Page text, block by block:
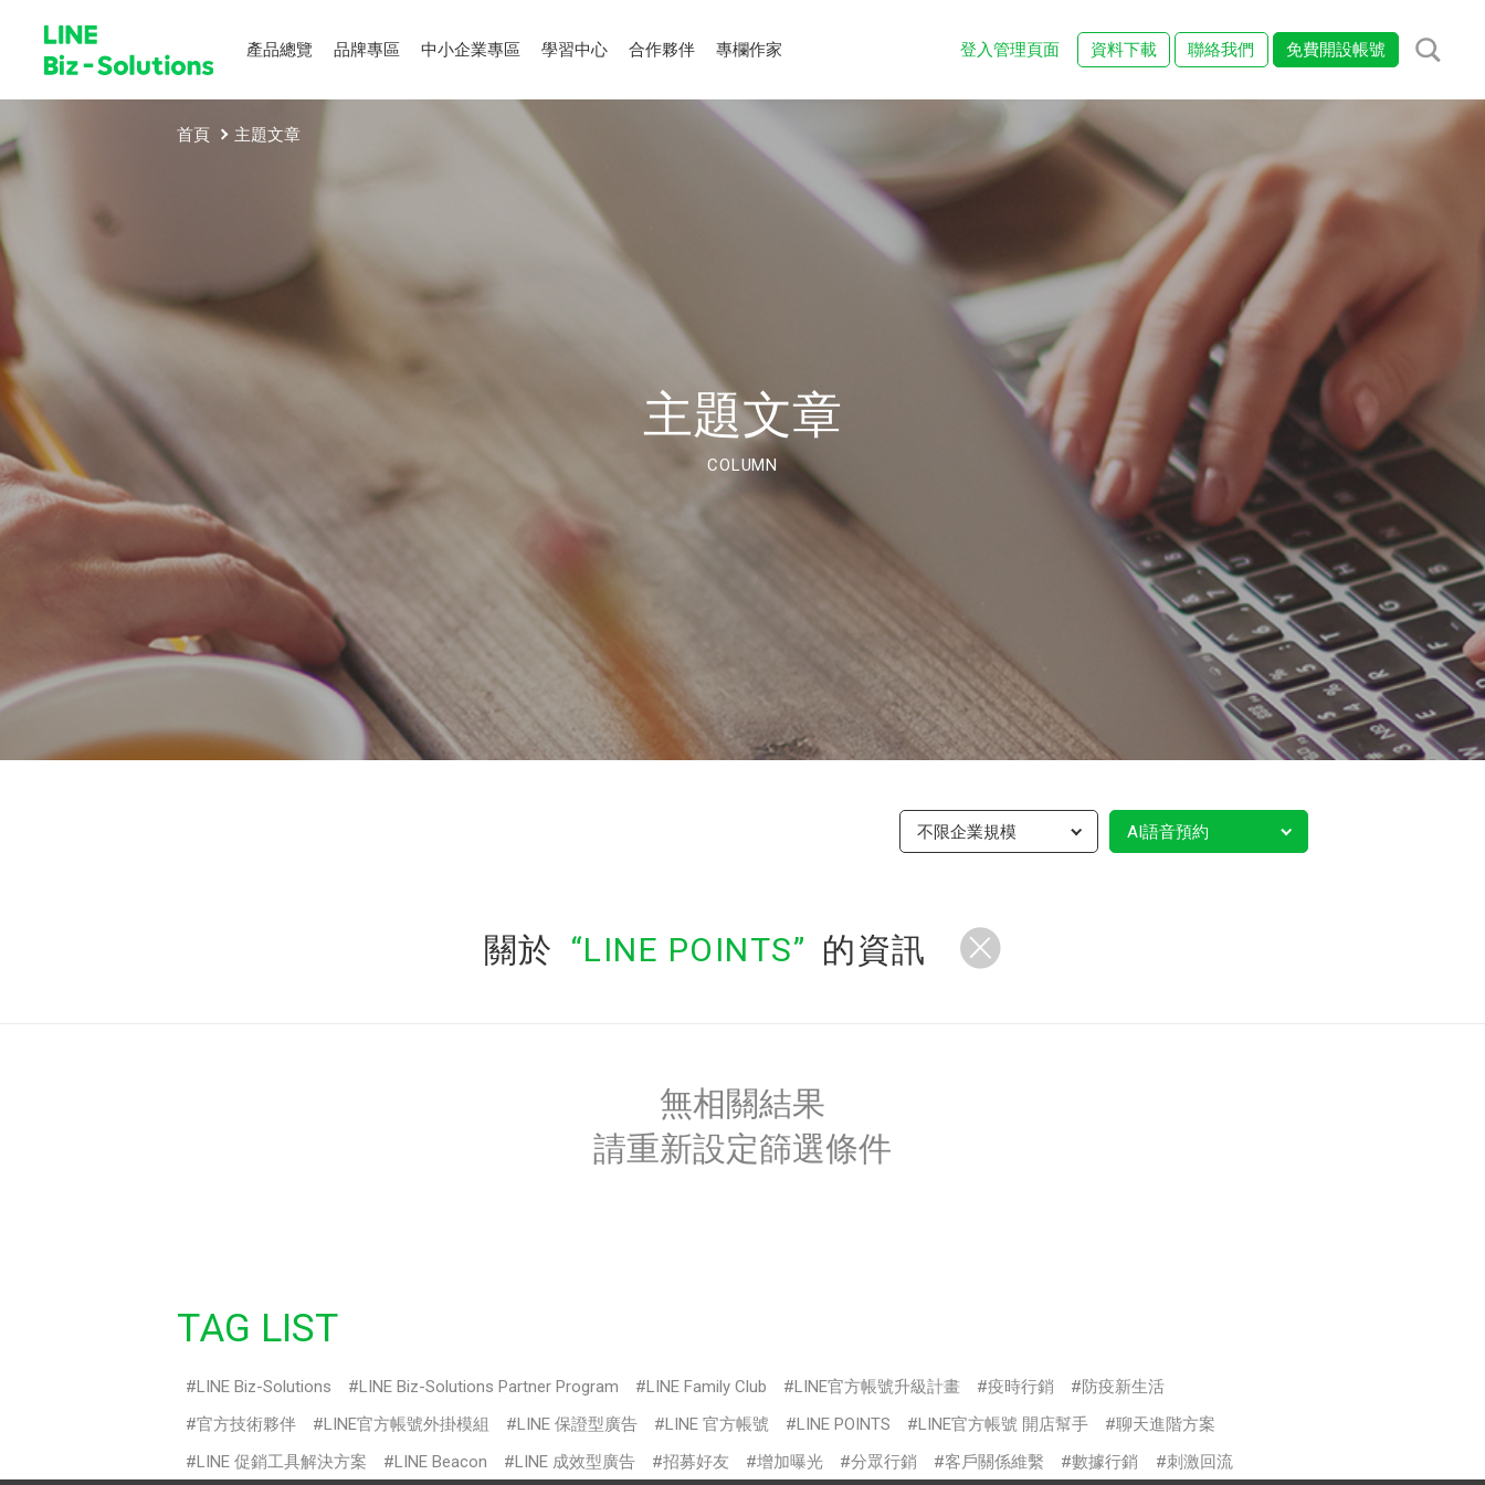
產品總覽 品牌專區 中小企業專區 學習中心 合作夥伴 專欄作家 登入管理頁面 資料下載 聯絡我們 免費開設帳號
首頁 主題文章
主題文章
COLUMN
不限企業規模 AI語音預約
關於 LINE POINTS 的資訊
無相關結果
請重新設定篩選條件
TAG LIST
LINE Biz-Solutions LINE Biz-Solutions Partner Program LINE Family Club LINE官方帳號升級計畫 疫時行銷
防疫新生活
官方技術夥伴
LINE官方帳號外掛模組 LINE 保證型廣告 LINE 官方帳號 LINE POINTS LINE官方帳號 開店幫手
聊天進階方案
LINE 促銷工具解決方案
LINE Beacon LINE 成效型廣告 招募好友 增加曝光 分眾行銷 客戶關係維繫 數據行銷 刺激回流